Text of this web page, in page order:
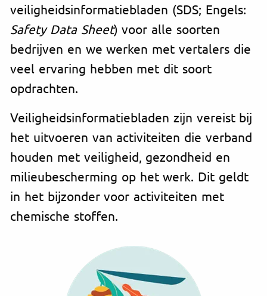
veiligheidsinformatiebladen (SDS; Engels:
Safety Data Sheet) voor alle soorten
bedrijven en we werken met vertalers die
veel ervaring hebben met dit soort
opdrachten.
Veiligheidsinformatiebladen zijn vereist bij
het uitvoeren van activiteiten die verband
houden met veiligheid, gezondheid en
milieubescherming op het werk. Dit geldt
in het bijzonder voor activiteiten met
chemische stoffen.